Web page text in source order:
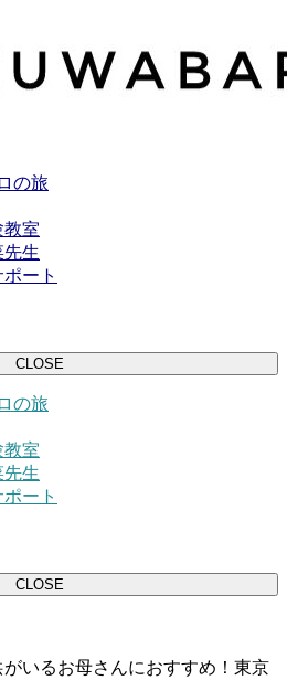
の旅
教室
先生
ート
CLOSE
の旅
教室
先生
ート
CLOSE
いるお母さんにおすすめ！東京